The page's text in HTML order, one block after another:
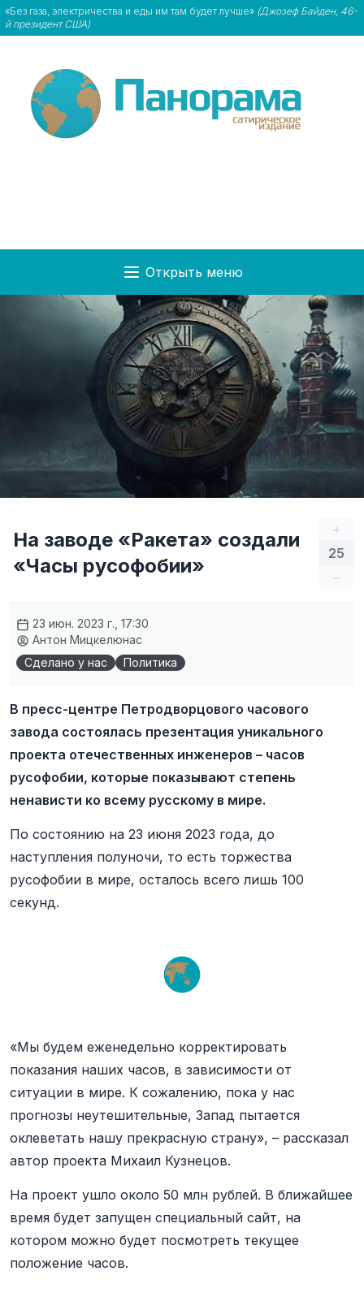
«Без газа, электричества и еды им там будет лучше» (Джозеф Байден, 46-
й президент США)
Открыть меню
+
25
–
На заводе «Ракета» создали
«Часы русофобии»
23 июн. 2023 г., 17:30
Антон Мицкелюнас
Сделано у нас
Политика
В пресс-центре Петродворцового часового
завода состоялась презентация уникального
проекта отечественных инженеров – часов
русофобии, которые показывают степень
ненависти ко всему русскому в мире.
По состоянию на 23 июня 2023 года, до
наступления полуночи, то есть торжества
русофобии в мире, осталось всего лишь 100
секунд.
«Мы будем еженедельно корректировать
показания наших часов, в зависимости от
ситуации в мире. К сожалению, пока у нас
прогнозы неутешительные, Запад пытается
оклеветать нашу прекрасную страну», – рассказал
автор проекта Михаил Кузнецов.
На проект ушло около 50 млн рублей. В ближайшее
время будет запущен специальный сайт, на
котором можно будет посмотреть текущее
положение часов.